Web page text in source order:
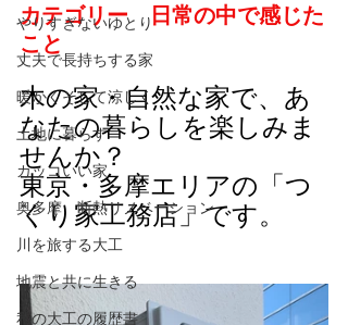
やりすぎないゆとり
丈夫で長持ちする家
暖かくそして涼しく
土地に暮らす
カッコいい家
奥多摩 断熱リノベーション
川を旅する大工
地震と共に生きる
私の大工の履歴書
カテゴリー　日常の中で感じた
こと
木の家・自然な家で、あ
なたの暮らしを楽しみま
せんか？
東京・多摩エリアの「つ
くり家工務店」です。